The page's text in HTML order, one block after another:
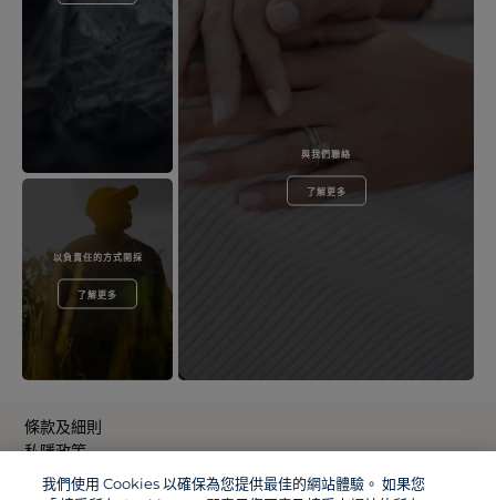
以負責任的方式開採
了解更多
與我們聯絡
了解更多
條款及細則
私隱政策
COOKIE 政策
我們使用 Cookies 以確保為您提供最佳的網站體驗。 如果您